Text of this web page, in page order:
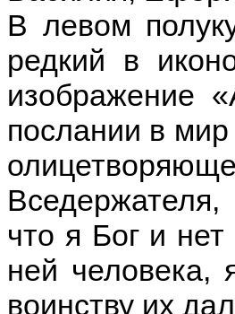
В левом
редкий в
изображение
послании в
что я Бог и
ней человека,
воинству их